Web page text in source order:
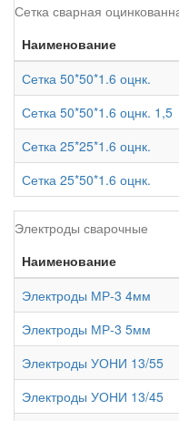
Сетка сварная
Наименование
Сетка 50*50*1.6 оцнк.
Сетка 50*50*1.6 оцнк. 1,5
Сетка 25*25*1.6 оцнк.
Сетка 25*50*1.6 оцнк.
Электроды сварочные
Наименование
Электроды МР-3 4мм
Электроды МР-3 5мм
Электроды УОНИ 13/55
Электроды УОНИ 13/45